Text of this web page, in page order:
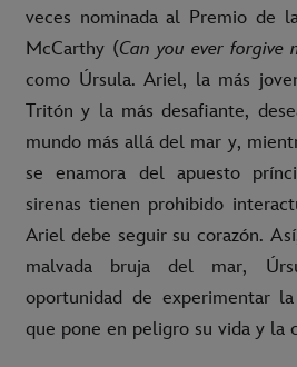
veces nominada al Premio de
McCarthy (Can you ever forgive
como Úrsula. Ariel, la más
Tritón y la más desafiante,
mundo más allá del mar y,
se enamora del apuesto
sirenas tienen prohibido
Ariel debe seguir su corazón.
malvada bruja del mar,
oportunidad de experimentar
que pone en peligro su vida y la